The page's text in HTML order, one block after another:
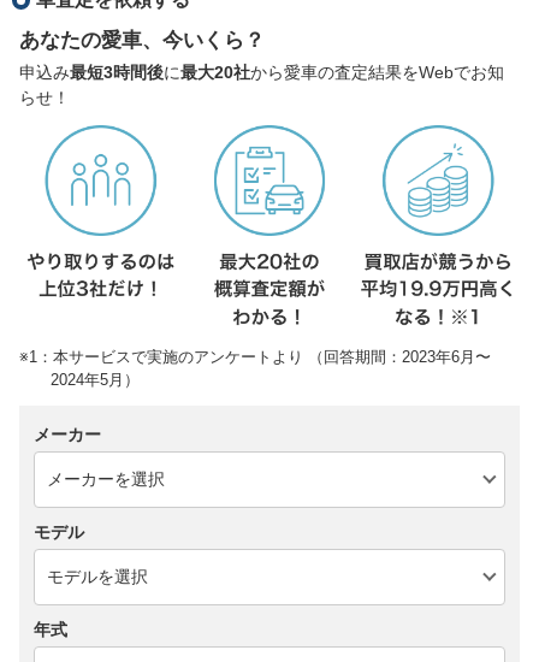
あなたの愛車、今いくら？
申込み最短3時間後に最大20社から愛車の査定結果をWebでお知
らせ！
※1：本サービスで実施のアンケートより （回答期間：2023年6月〜
2024年5月）
メーカー
モデル
年式